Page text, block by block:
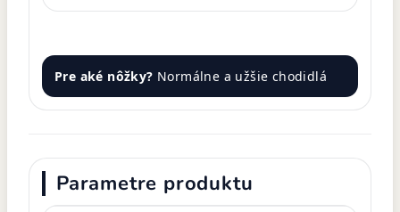
Pre aké nôžky? Normálne a užšie chodidlá
Parametre produktu